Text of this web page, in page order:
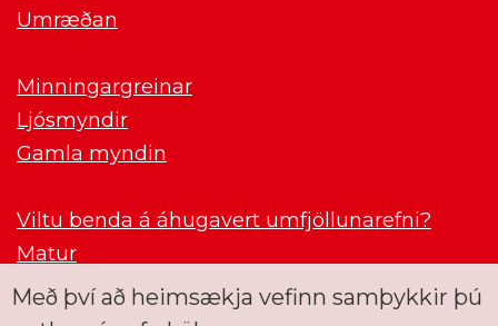
Umræðan
Minningargreinar
Ljósmyndir
Gamla myndin
Viltu benda á áhugavert umfjöllunarefni?
Matur
Með því að heimsækja vefinn samþykkir þú